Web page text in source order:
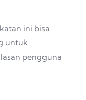
ini bisa
untuk
pengguna